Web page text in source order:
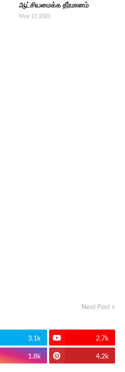
ஆட்சியமைக்க தீர்மானம்
May 17, 2025
Next Post
3.1k 2.7k
1.8k 4.2k